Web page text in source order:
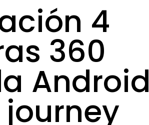
4
360
Android